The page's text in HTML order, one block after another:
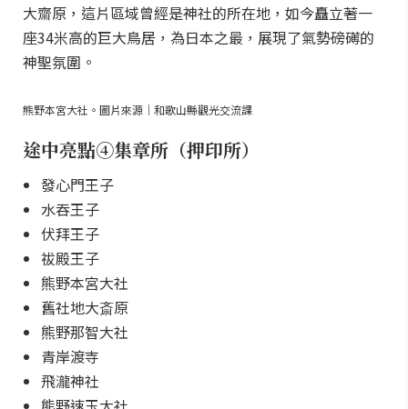
大齋原，這片區域曾經是神社的所在地，如今矗立著一
座34米高的巨大鳥居，為日本之最，展現了氣勢磅礡的
神聖氛圍。
熊野本宮大社。圖片來源｜和歌山縣觀光交流課
途中亮點④集章所（押印所）
發心門王子
水吞王子
伏拜王子
祓殿王子
熊野本宮大社
舊社地大斎原
熊野那智大社
青岸渡寺
飛瀧神社